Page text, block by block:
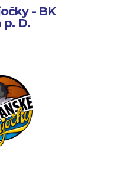
- BK
p. D.